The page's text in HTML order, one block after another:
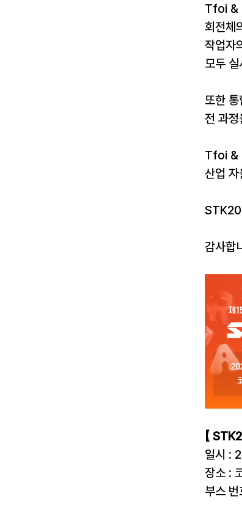
Tfoi &
회전체
작업자
모두
또한
전 과
Tfoi &
산업
감사합
【
일시 :
장소 :
부스